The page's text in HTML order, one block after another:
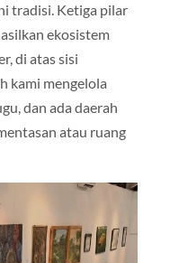
tradisi. Ketiga pilar
ekosistem
di atas sisi
kami mengelola
dan ada daerah
atau ruang